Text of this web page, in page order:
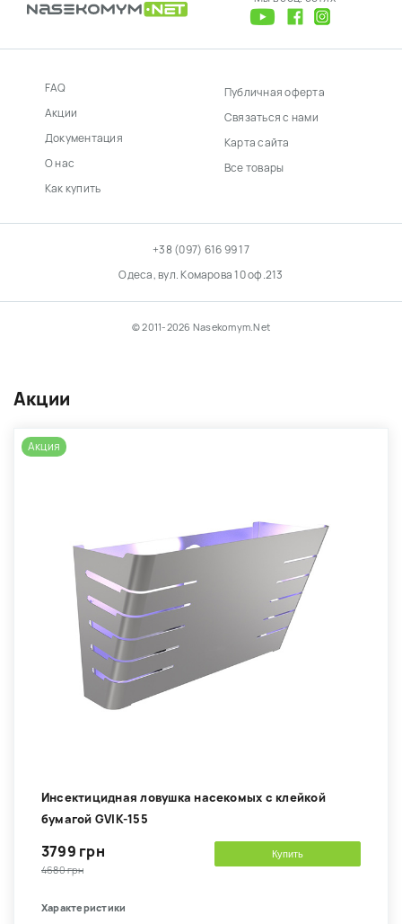
Акции
Акция
Инсектицидная ловушка насекомых с клейкой
бумагой GVIK-155
3799 грн
4680 грн
Купить
Характеристики
FAQ
Акции
Документация
О нас
Как купить
Публичная оферта
Связаться с нами
Карта сайта
Все товары
+38 (097) 616 99 17
Одеса, вул. Комарова 10 оф.213
© 2011-2026 Nasekomym.Net